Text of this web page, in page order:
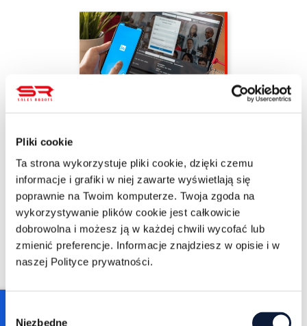
Pliki cookie
Ta strona wykorzystuje pliki cookie, dzięki czemu
informacje i grafiki w niej zawarte wyświetlają się
poprawnie na Twoim komputerze. Twoja zgoda na
wykorzystywanie plików cookie jest całkowicie
dobrowolna i możesz ją w każdej chwili wycofać lub
zmienić preferencje. Informacje znajdziesz w opisie i w
naszej Polityce prywatności.
Niezbędne
tys osób decyzyjnych
w Polsce,
posiadających konto
LinkedIn, tylko 4%
odwiedza portal
regularnie, a aż 96%
tylko okazjonalnie?
WIĘCEJ